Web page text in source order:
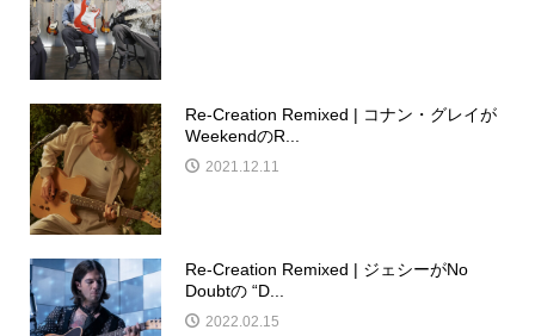
Re-Creation Remixed | コナン・グレイが
WeekendのR...
2021.12.11
Re-Creation Remixed | ジェシーがNo
Doubtの “D...
2022.02.15